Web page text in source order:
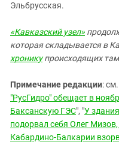
Эльбрусская.
«Кавказский узел»
которая складывается в
хроникупроисходящих там
Примечание редакции:
"РусГидро" обещает в
Баксанскую ГЭС", "У
подорвал себя Олег
Кабардино-Балкарии